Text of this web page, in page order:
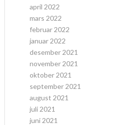
april 2022
mars 2022
februar 2022
januar 2022
desember 2021
november 2021
oktober 2021
september 2021
august 2021
juli 2021
juni 2021